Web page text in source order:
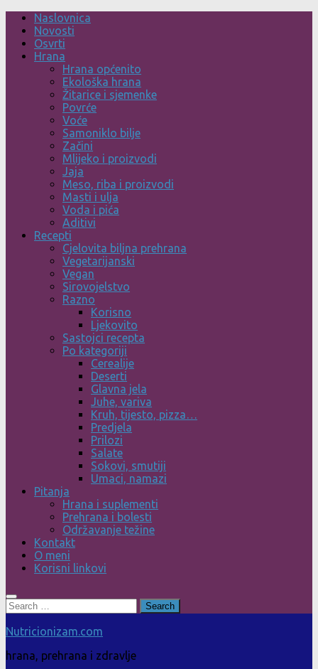
Skip
content
Naslovnica
Novosti
Osvrti
Hrana
Hrana općenito
Ekološka hrana
Žitarice i sjemenke
Povrće
Voće
Samoniklo bilje
Začini
Mlijeko i proizvodi
Jaja
Meso, riba i proizvodi
Masti i ulja
Voda i pića
Aditivi
Recepti
Cjelovita biljna prehrana
Vegetarijanski
Vegan
Sirovojelstvo
Razno
Korisno
Ljekovito
Sastojci recepta
Po kategoriji
Cerealije
Deserti
Glavna jela
Juhe, variva
Kruh, tijesto, pizza…
Predjela
Prilozi
Salate
Sokovi, smutiji
Umaci, namazi
Pitanja
Hrana i suplementi
Prehrana i bolesti
Održavanje težine
Kontakt
O meni
Korisni linkovi
Search
for:
Nutricionizam.com
hrana, prehrana i zdravlje